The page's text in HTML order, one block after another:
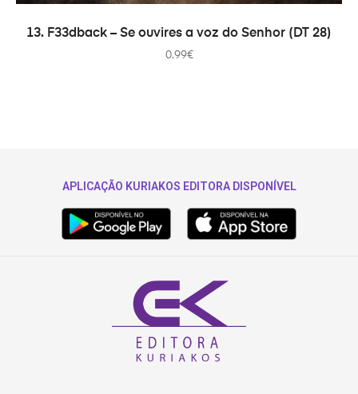
AÑADIR AL CARRITO
13. F33dback – Se ouvires a voz do Senhor (DT 28)
0.99€
APLICAÇÃO KURIAKOS EDITORA DISPONÍVEL